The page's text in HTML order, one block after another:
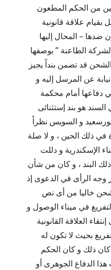
من الحكم المطعون
بقيام علاقة قانونية
ضدها – المحال إليها
الطاعنة ” بوصفها
قد تضمن بنداً يجيز
عن المرسل إليه و
دفاعها أمام محكمة
السند هو بند إستثنائى
و السويس نظراً
في ذلك الحين ، و لا صلة
الإسكندرية و دللت
البند ، و كان من شأن
وجه الرأى في الدعوى إذ
خاليا من أى نص
في ميناء الوصول و
العلاقة القانونية
بحيث لا تكون له
ذلك و كان الحكم
الدفاع الجوهرى أو